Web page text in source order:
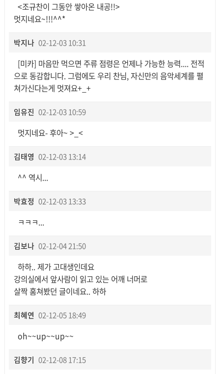
<조규찬이 그동안 쌓아온 내공!!>
멋지네요~!!!^^*
박지나 02-12-03 10:31
[미카] 마음만 먹으면 주류 점령은 언제나 가능한 능력.... 전적
으로 동감합니다. 그럼에도 우리 찬님, 자신만의 음악세계를 펼
쳐가신다는게 멋져요+_+
임유진 02-12-03 10:59
멋지네요- 후아~ >_<
김태영 02-12-03 13:14
^^ 역시...
박효정 02-12-03 13:33
ㅋㅋㅋ...
김보나 02-12-04 21:50
하하.. 제가 고대생인데요
강의실에서 앞사람이 읽고 있는 어깨 너머로
살짝 훔쳐봤던 글이네요.. 하하
최혜연 02-12-05 18:49
oh~~up~~up~~
김향기 02-12-08 17:15